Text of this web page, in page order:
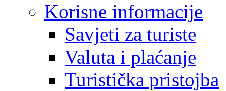
Korisne informacije
Savjeti za turiste
Valuta i plaćanje
Turistička pristojba